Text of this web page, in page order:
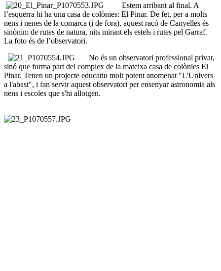
Estem arribant al final. A
l’esquerra hi ha una casa de colònies: El Pinar. De fet, per a molts
nens i nenes de la comarca (i de fora), aquest racó de Canyelles és
sinònim de rutes de natura, nits mirant els estels i rutes pel Garraf.
La foto és de l’observatori.
No és un observatori professional privat,
sinó que forma part del complex de la mateixa casa de colònies El
Pinar. Tenen un projecte educatiu molt potent anomenat "L'Univers
a l'abast", i fan servir aquest observatori per ensenyar astronomia als
nens i escoles que s'hi allotgen.